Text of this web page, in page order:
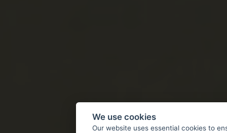
We use cookies
Our website uses essential cookies to